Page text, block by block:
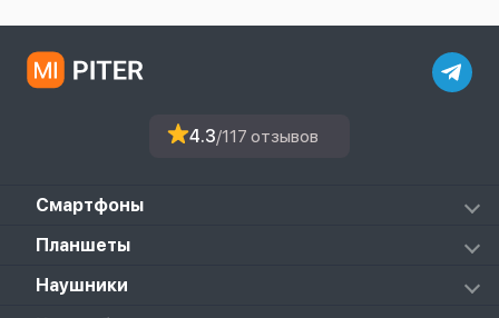
4.3/117 отзывов
Смартфоны
Redmi
Mi
Планшеты
Mi Pad 6S Pro
Наушники